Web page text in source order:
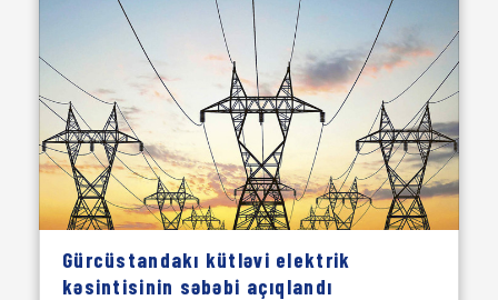
Gürcüstandakı kütləvi elektrik
kəsintisinin səbəbi açıqlandı